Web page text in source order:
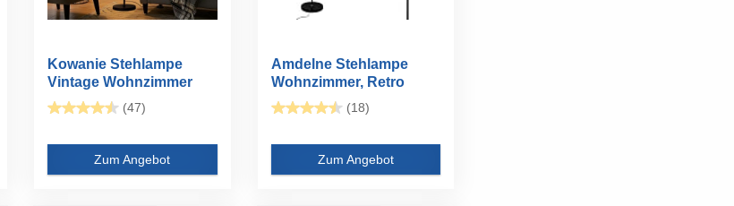
Kowanie Stehlampe
Vintage Wohnzimmer
Stehleuchte...
(47)
Zum Angebot
Amdelne Stehlampe
Wohnzimmer, Retro
Stehleuchte...
(18)
Zum Angebot